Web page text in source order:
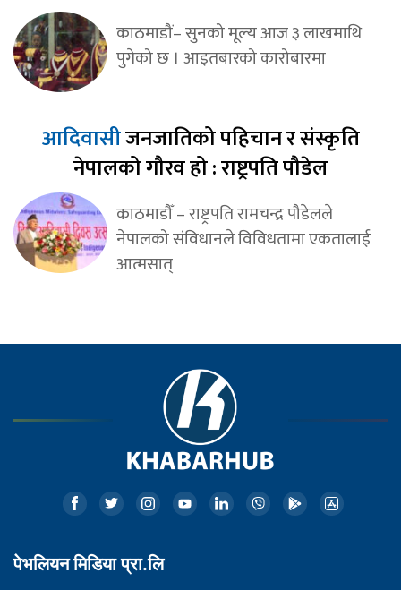
काठमाडौं– सुनको मूल्य आज ३ लाखमाथि
पुगेको छ । आइतबारको कारोबारमा
आदिवासीजनजातिको पहिचान र संस्कृति
नेपालको गौरव हो : राष्ट्रपति पौडेल
काठमाडौँ – राष्ट्रपति रामचन्द्र पौडेलले
नेपालको संविधानले विविधतामा एकतालाई
आत्मसात्
पेभलियन मिडिया प्रा.लि